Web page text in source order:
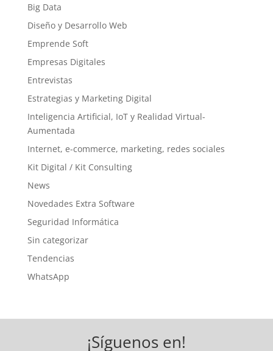
Big Data
Diseño y Desarrollo Web
Emprende Soft
Empresas Digitales
Entrevistas
Estrategias y Marketing Digital
Inteligencia Artificial, IoT y Realidad Virtual-
Aumentada
Internet, e-commerce, marketing, redes sociales
Kit Digital / Kit Consulting
News
Novedades Extra Software
Seguridad Informática
Sin categorizar
Tendencias
WhatsApp
¡Síguenos en!